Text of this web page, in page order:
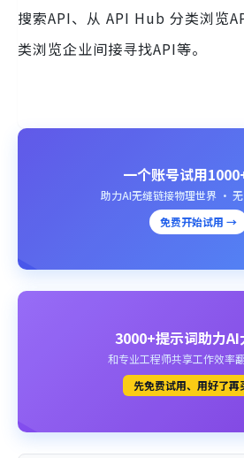
搜索API、从 API Hub 分类浏览
类浏览企业间接寻找API等。
一个账号试用
助力AI无缝链接物理世界 ·
免费开始试用 →
3000+提示词助力AI
和专业工程师共享工作效率
先免费试用、用好了